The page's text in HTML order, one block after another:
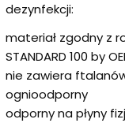
dezynfekcji:
materiał zgodny z
STANDARD 100 by
nie zawiera
ognioodporny
odporny na płyny